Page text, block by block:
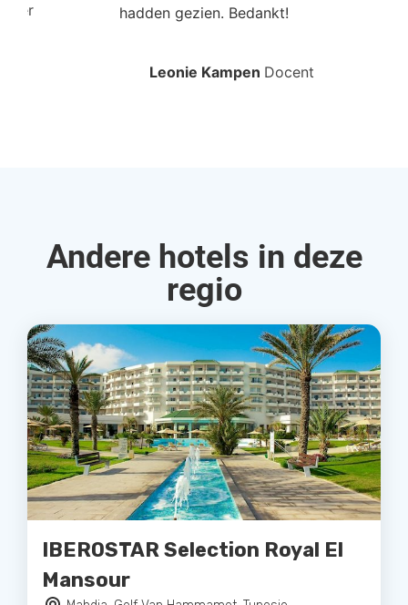
hadden gezien. Bedankt!
Leonie Kampen Docent
Andere hotels in deze
regio
IBEROSTAR Selection Royal El
Mansour